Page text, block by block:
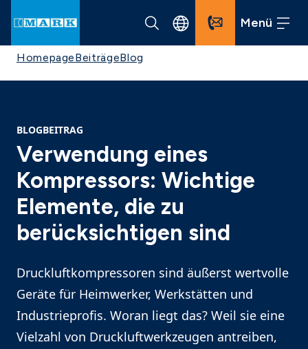
Menü
HomepageBeiträgeBlog
BLOGBEITRAG
Verwendung eines
Kompressors: Wichtige
Elemente, die zu
berücksichtigen sind
Druckluftkompressoren sind äußerst wertvolle
Geräte für Heimwerker, Werkstätten und
Industrieprofis. Woran liegt das? Weil sie eine
Vielzahl von Druckluftwerkzeugen antreiben,